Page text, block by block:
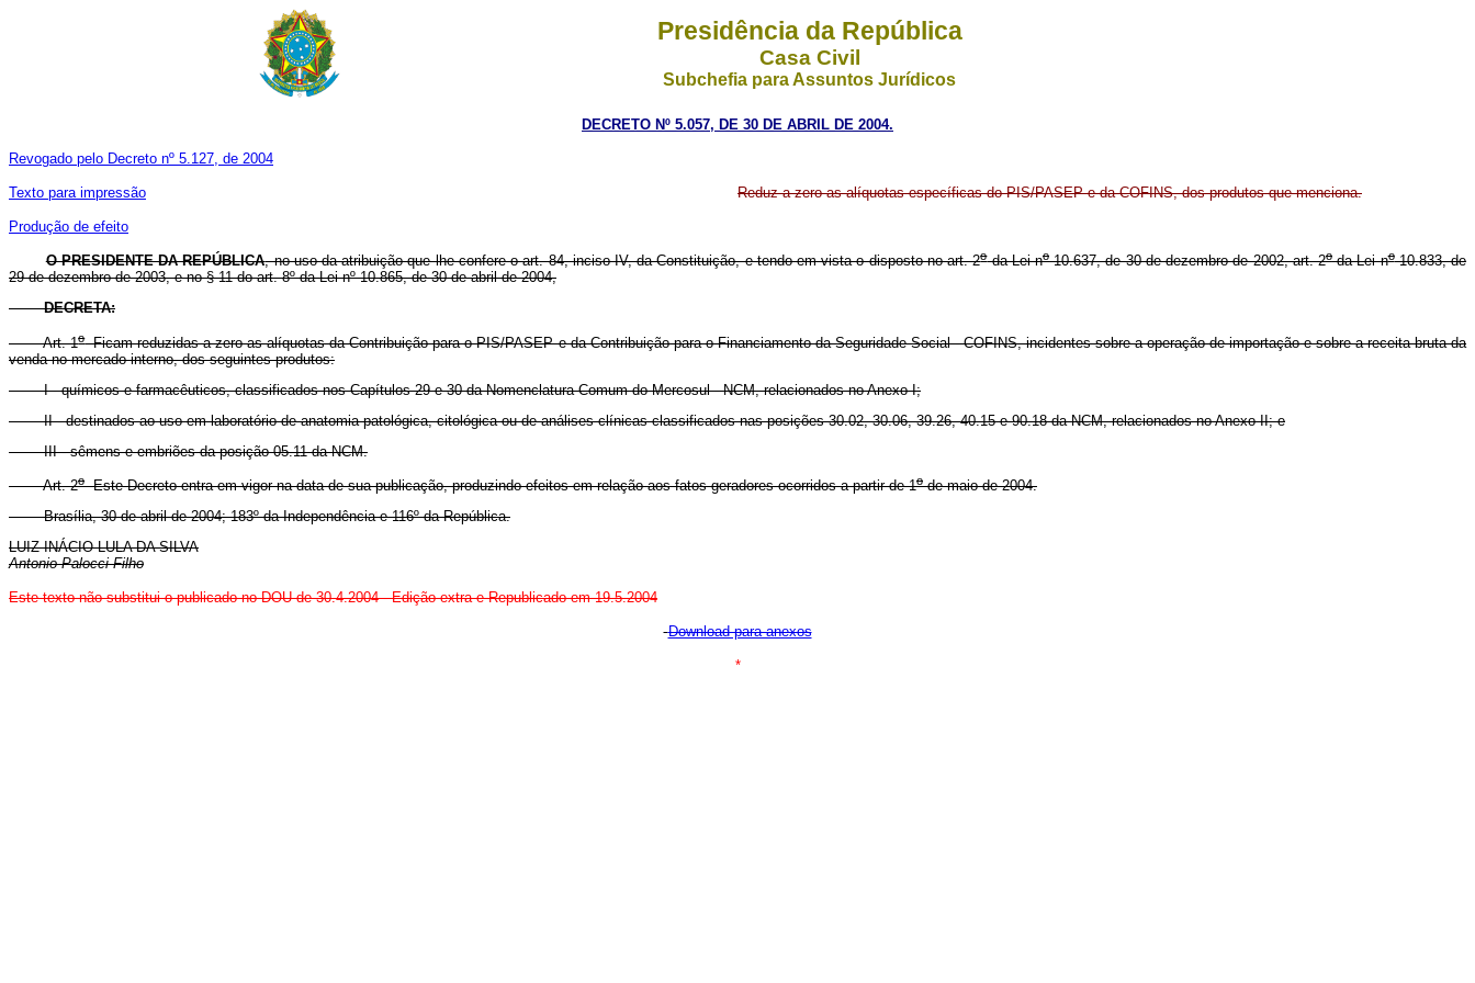
Presidência da República
Casa Civil
Subchefia para Assuntos Jurídicos
DECRETO Nº 5.057, DE 30 DE ABRIL DE 2004.
Revogado pelo Decreto nº 5.127, de 2004
Texto para impressão
Produção de efeito
Reduz a zero as alíquotas específicas do PIS/PASEP e da COFINS, dos produtos que menciona.
O PRESIDENTE DA REPÚBLICA, no uso da atribuição que lhe confere o art. 84, inciso IV, da Constituição, e tendo em vista o disposto no art. 2oda Lei no10.637, de 30 de dezembro de 2002, art. 2oda Lei no10.833, de
29 de dezembro de 2003, e no § 11 do art. 8º da Lei nº 10.865, de 30 de abril de 2004,
DECRETA:
Art. 1oFicam reduzidas a zero as alíquotas da Contribuição para o PIS/PASEP e da Contribuição para o Financiamento da Seguridade Social - COFINS, incidentes sobre a operação de importação e sobre a receita bruta da
venda no mercado interno, dos seguintes produtos:
I - químicos e farmacêuticos, classificados nos Capítulos 29 e 30 da Nomenclatura Comum do Mercosul - NCM, relacionados no Anexo I;
II - destinados ao uso em laboratório de anatomia patológica, citológica ou de análises clínicas classificados nas posições 30.02, 30.06, 39.26, 40.15 e 90.18 da NCM, relacionados no Anexo II; e
III - sêmens e embriões da posição 05.11 da NCM.
Art. 2oEste Decreto entra em vigor na data de sua publicação, produzindo efeitos em relação aos fatos geradores ocorridos a partir de 1ode maio de 2004.
Brasília, 30 de abril de 2004; 183º da Independência e 116º da República.
LUIZ INÁCIO LULA DA SILVA
Antonio Palocci Filho
Este texto não substitui o publicado no DOU de 30.4.2004 - Edição extra e Republicado em 19.5.2004
Download para anexos
*